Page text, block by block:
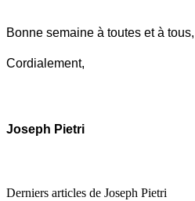
Bonne semaine à toutes et à tous,
Cordialement,
Joseph Pietri
Derniers articles de Joseph Pietri